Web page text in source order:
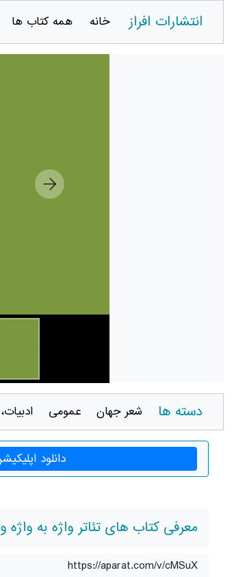
انتشارات افراز خانه همه کتاب ها
دسته ها شعر جهان عمومی
دانلود
معرفی کتاب های تئاتر واژه به واژه
https://aparat.com/v/cMSuX